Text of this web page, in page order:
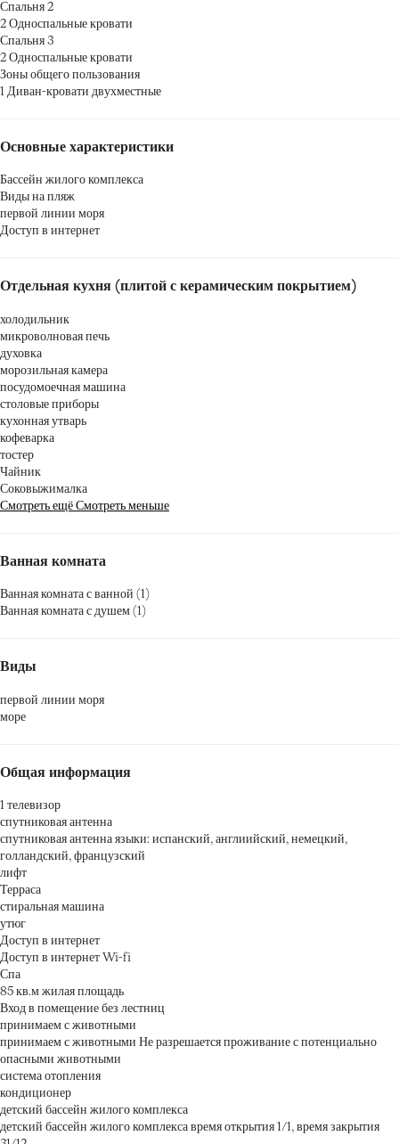
Спальня 2
2 Односпальные кровати
Спальня 3
2 Односпальные кровати
Зоны общего пользования
1 Диван-кровати двухместные
Основные характеристики
Бассейн жилого комплекса
Виды на пляж
первой линии моря
Доступ в интернет
Отдельная кухня (плитой с керамическим покрытием)
холодильник
микроволновая печь
духовка
морозильная камера
посудомоечная машина
столовые приборы
кухонная утварь
кофеварка
тостер
Чайник
Соковыжималка
Смотреть ещё Смотреть меньше
Ванная комната
Ванная комната с ванной (1)
Ванная комната с душем (1)
Виды
первой линии моря
море
Общая информация
1 телевизор
спутниковая антенна
спутниковая антенна языки: испанский, англиийский, немецкий,
голландский, французский
лифт
Терраса
стиральная машина
утюг
Доступ в интернет
Доступ в интернет Wi-fi
Спа
85 кв.м жилая площадь
Вход в помещение без лестниц
принимаем с животными
принимаем с животными Не разрешается проживание с потенциально
опасными животными
система отопления
кондиционер
детский бассейн жилого комплекса
детский бассейн жилого комплекса время открытия 1/1, время закрытия